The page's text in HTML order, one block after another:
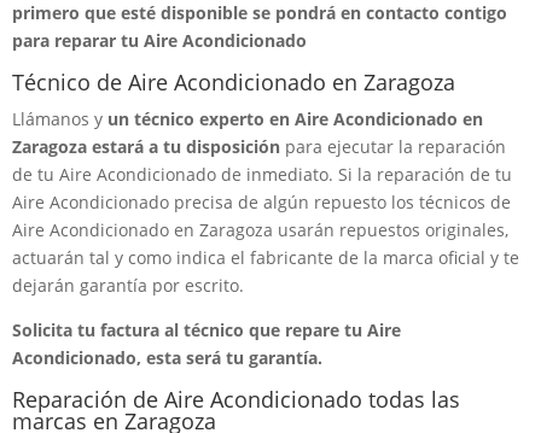
primero que esté disponible se pondrá en contacto contigo
para reparar tu Aire Acondicionado
Técnico de Aire Acondicionado en Zaragoza
Llámanos y un técnico experto en Aire Acondicionado en
Zaragoza estará a tu disposición para ejecutar la reparación
de tu Aire Acondicionado de inmediato. Si la reparación de tu
Aire Acondicionado precisa de algún repuesto los técnicos de
Aire Acondicionado en Zaragoza usarán repuestos originales,
actuarán tal y como indica el fabricante de la marca oficial y te
dejarán garantía por escrito.
Solicita tu factura al técnico que repare tu Aire
Acondicionado, esta será tu garantía.
Reparación de Aire Acondicionado todas las
marcas en Zaragoza